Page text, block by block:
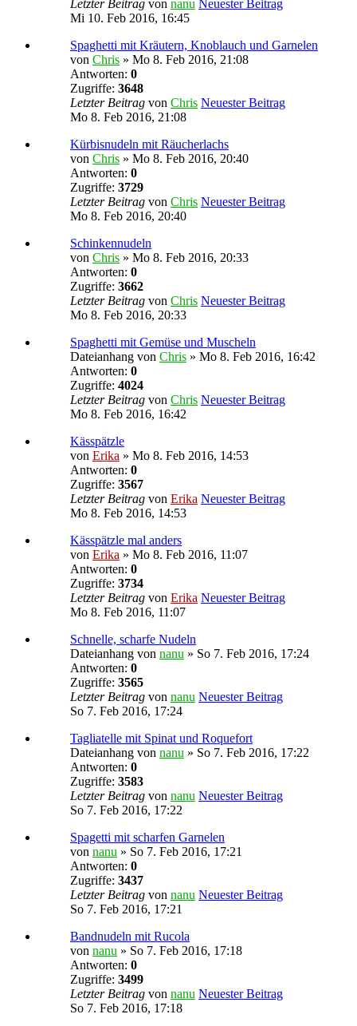
Letzter Beitrag von nanu Neuester Beitrag
Mi 10. Feb 2016, 16:45
Spaghetti mit Kräutern, Knoblauch und Garnelen
von Chris » Mo 8. Feb 2016, 21:08
Antworten: 0
Zugriffe: 3648
Letzter Beitrag von Chris Neuester Beitrag
Mo 8. Feb 2016, 21:08
Kürbisnudeln mit Räucherlachs
von Chris » Mo 8. Feb 2016, 20:40
Antworten: 0
Zugriffe: 3729
Letzter Beitrag von Chris Neuester Beitrag
Mo 8. Feb 2016, 20:40
Schinkennudeln
von Chris » Mo 8. Feb 2016, 20:33
Antworten: 0
Zugriffe: 3662
Letzter Beitrag von Chris Neuester Beitrag
Mo 8. Feb 2016, 20:33
Spaghetti mit Gemüse und Muscheln
Dateianhang von Chris » Mo 8. Feb 2016, 16:42
Antworten: 0
Zugriffe: 4024
Letzter Beitrag von Chris Neuester Beitrag
Mo 8. Feb 2016, 16:42
Kässpätzle
von Erika » Mo 8. Feb 2016, 14:53
Antworten: 0
Zugriffe: 3567
Letzter Beitrag von Erika Neuester Beitrag
Mo 8. Feb 2016, 14:53
Kässpätzle mal anders
von Erika » Mo 8. Feb 2016, 11:07
Antworten: 0
Zugriffe: 3734
Letzter Beitrag von Erika Neuester Beitrag
Mo 8. Feb 2016, 11:07
Schnelle, scharfe Nudeln
Dateianhang von nanu » So 7. Feb 2016, 17:24
Antworten: 0
Zugriffe: 3565
Letzter Beitrag von nanu Neuester Beitrag
So 7. Feb 2016, 17:24
Tagliatelle mit Spinat und Roquefort
Dateianhang von nanu » So 7. Feb 2016, 17:22
Antworten: 0
Zugriffe: 3583
Letzter Beitrag von nanu Neuester Beitrag
So 7. Feb 2016, 17:22
Spagetti mit scharfen Garnelen
von nanu » So 7. Feb 2016, 17:21
Antworten: 0
Zugriffe: 3437
Letzter Beitrag von nanu Neuester Beitrag
So 7. Feb 2016, 17:21
Bandnudeln mit Rucola
von nanu » So 7. Feb 2016, 17:18
Antworten: 0
Zugriffe: 3499
Letzter Beitrag von nanu Neuester Beitrag
So 7. Feb 2016, 17:18